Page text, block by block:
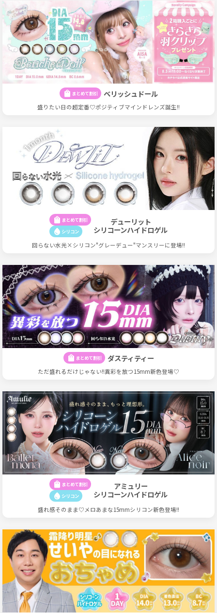
shopping_bag まとめて割引 ベリッシュドール
盛りたい日の超定番♡ポジティブマインドレンズ誕生!!
shopping_bag まとめて割引
water_drop シリコン
デューリット
シリコーンハイドロゲル
回らない水光×シリコン"グレーデュー"マンスリーに登場!!
shopping_bag まとめて割引 ダスティティー
ただ盛れるだけじゃない!!異彩を放つ15mm新色登場♡
shopping_bag まとめて割引
water_drop シリコン
アミュリー
シリコーンハイドロゲル
盛れ感そのまま♡メロあまな15mmシリコン新色登場!!